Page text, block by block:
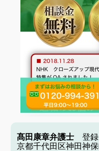
髙田康章弁護士登録
京都千代田区神田神